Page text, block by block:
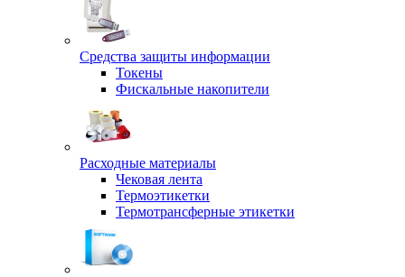
Средства защиты информации
Токены
Фискальные накопители
Расходные материалы
Чековая лента
Термоэтикетки
Термотрансферные этикетки